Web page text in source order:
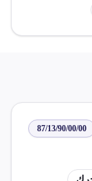
87/13/90/00/00